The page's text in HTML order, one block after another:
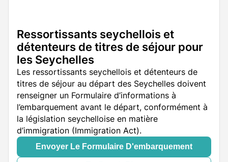
Ressortissants seychellois et
détenteurs de titres de séjour pour
les Seychelles
Les ressortissants seychellois et détenteurs de
titres de séjour au départ des Seychelles doivent
renseigner un Formulaire d’informations à
l’embarquement avant le départ, conformément à
la législation seychelloise en matière
d’immigration (Immigration Act).
Envoyer Le Formulaire D'embarquement